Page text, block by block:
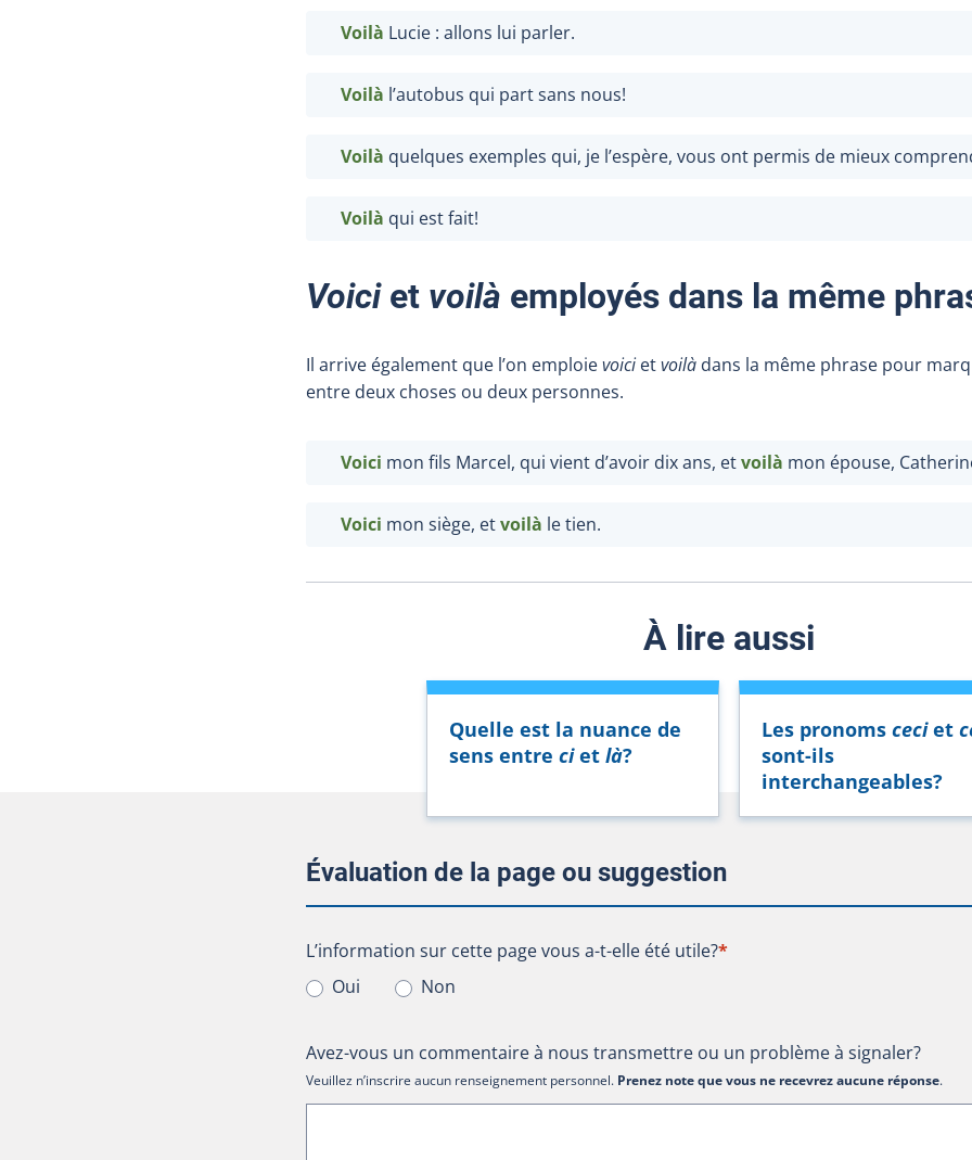
Voilà Lucie : allons lui parler.
Voilà l’autobus qui part sans nous!
Voilà quelques exemples qui, je l’espère, vous ont permis de mieux
Voilà qui est fait!
Voiciet voilà employés dans la même
Il arrive également que l’on emploievoici etvoilà dans la même phrase pour
entre deux choses ou deux personnes.
Voici mon fils Marcel, qui vient d’avoir dix ans, etvoilà mon épouse,
Voici mon siège, etvoilà le tien.
À lire aussi
Quelle est la nuance de
sens entre ciet là?
Les pronoms ceciet
sont-ils
interchangeables?
Évaluation de la page ou suggestion
L’information sur cette page vous a-t-elle été utile?
L’information sur cette page vous a-t-elle été utile?*
Oui
Non
Avez-vous un commentaire à nous transmettre ou un problème à signaler?
Veuillez n’inscrire aucun renseignement personnel. Prenez note que vous ne recevrez aucune réponse.